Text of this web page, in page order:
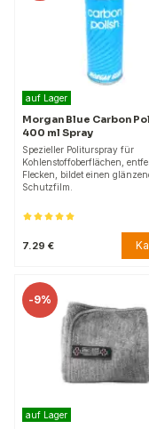
auf Lager
Morgan Blue Carbon
400 ml Spray
Spezieller Politurspray für
Kohlenstoffoberflächen,
Flecken, bildet einen
Schutzfilm.
7.29 €
-9%
auf Lager